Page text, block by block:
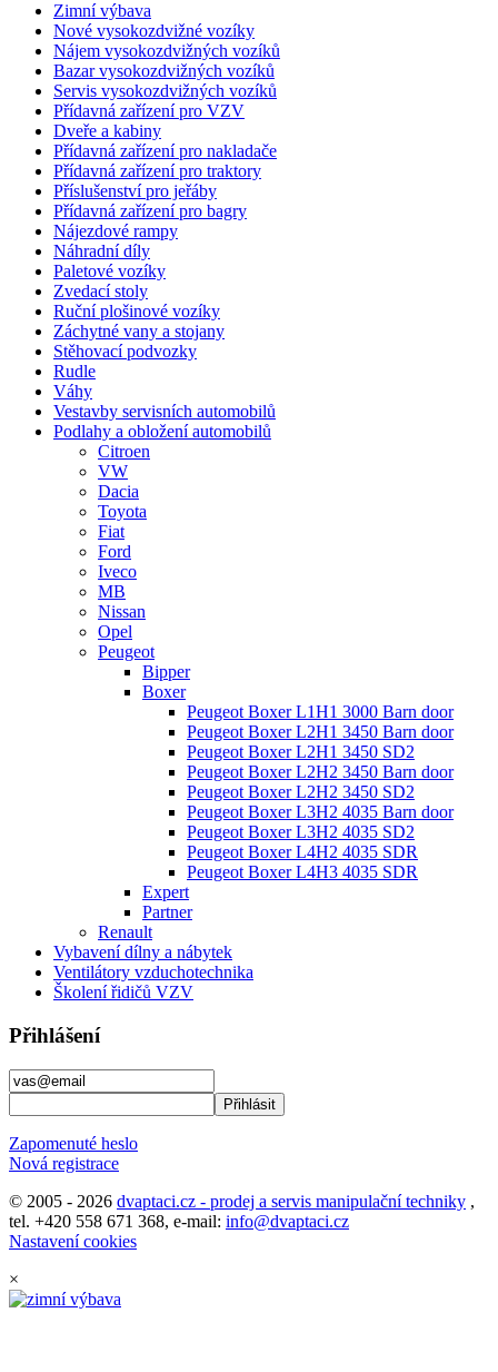
Zimní výbava
Nové vysokozdvižné vozíky
Nájem vysokozdvižných vozíků
Bazar vysokozdvižných vozíků
Servis vysokozdvižných vozíků
Přídavná zařízení pro VZV
Dveře a kabiny
Přídavná zařízení pro nakladače
Přídavná zařízení pro traktory
Příslušenství pro jeřáby
Přídavná zařízení pro bagry
Nájezdové rampy
Náhradní díly
Paletové vozíky
Zvedací stoly
Ruční plošinové vozíky
Záchytné vany a stojany
Stěhovací podvozky
Rudle
Váhy
Vestavby servisních automobilů
Podlahy a obložení automobilů
Citroen
VW
Dacia
Toyota
Fiat
Ford
Iveco
MB
Nissan
Opel
Peugeot
Bipper
Boxer
Peugeot Boxer L1H1 3000 Barn door
Peugeot Boxer L2H1 3450 Barn door
Peugeot Boxer L2H1 3450 SD2
Peugeot Boxer L2H2 3450 Barn door
Peugeot Boxer L2H2 3450 SD2
Peugeot Boxer L3H2 4035 Barn door
Peugeot Boxer L3H2 4035 SD2
Peugeot Boxer L4H2 4035 SDR
Peugeot Boxer L4H3 4035 SDR
Expert
Partner
Renault
Vybavení dílny a nábytek
Ventilátory vzduchotechnika
Školení řidičů VZV
Přihlášení
Zapomenuté heslo
Nová registrace
© 2005 - 2026 dvaptaci.cz - prodej a servis manipulační techniky ,
tel. +420 558 671 368, e-mail: info@dvaptaci.cz
Nastavení cookies
×